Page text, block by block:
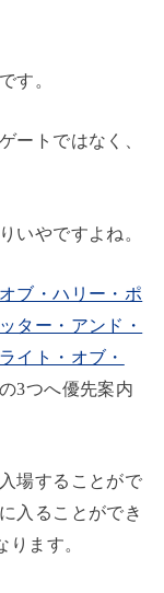
す。
ートではなく、
いやですよね。
ブ・ハリー・ポ
ター・アンド・
イト・オブ・
3つへ優先案内
場することがで
入ることができ
ます。